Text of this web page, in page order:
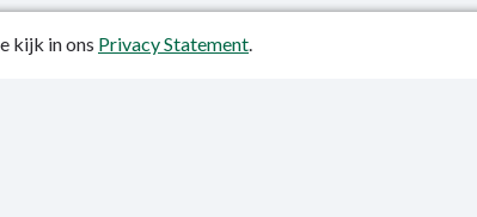
06-11-2023
kijk in ons Privacy Statement.